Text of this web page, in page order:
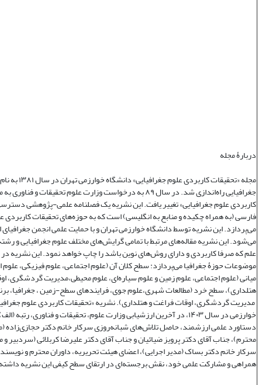
دربارۀ مجله
مجله «تحقیقات کاربردی
جغرافیایی راه‌اندازی شد. در سال ۸۹ به درخواست وزارت علوم تحقیقات و
کاربردی علوم جغرافیایی» تغییر یافت. این نشریه یک فصلنامه علمی‌-پژوهشی
فارسی (به همراه چکیده و منابع به انگلیسی) است که به حوزه‌های تحقیقات کاربردی
می‌پردازد. این نشریه توسط دانشگاه خوارزمی تهران و با حمایت علمی انجمن جغرافیای
می‌شود. این نشریه مقاله‌های مرتبط با تمامی گرایش‌های مختلف علوم جغرافیایی و
علم که صرفا کاربردی و دارای روش‌های نوین باشد را چاپ خواهد نمود. این نشریه
موضوعات حوزۀ جغرافیا می‌پردازد: سطح کلان آن (علوم اجتماعی، علوم فیزیکی،
میانی (علوم اجتماعی، علوم زمین و علوم سیاره‌ای، علوم محیطی،مدیریت گردشگری،
هتلداری)، سطح خرد (مطالعات شهری،علوم جوی، فرایندهای سطح-زمین ، جغرافیا،
مدیریت گردشگری، اوقات فراغت و هتلداری). نشریه «تحقیقات کاربردی علوم
خوارزمی در سال ۱۴۰۳، در آخرین ارزشیابی وزارت علوم، تحقیقات و فناوری،
دستاورد علمی ارزشمند، حاصل تلاش‌های شبانه‌روزی سرکار خانم دکتر حجازی‌زاده
محترم)، جناب آقای دکتر پرویز ضیائیان و جناب آقای دکتر علیرضا کربلائی (سردبیر
سرکار خانم دکتر بساک (مدیر اجرایی)، اعضای هیئت تحریریه، داوران محترم و
همراهی و مشارکت علمی خود، نقش برجسته‌ای در ارتقای سطح کیفی این نشریه